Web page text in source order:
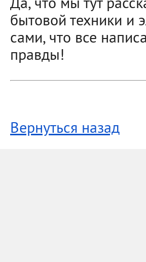
Да, что мы тут
бытовой техники и
сами, что все
правды!
Вернуться назад